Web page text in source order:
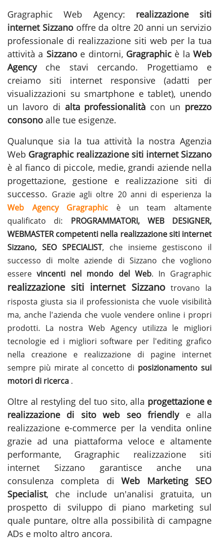
Gragraphic Web Agency: realizzazione siti
internet Sizzanooffre da oltre 20 anni un servizio
professionale di realizzazione siti web per la tua
attività a Sizzanoe dintorni, Gragraphic è la Web
Agencyche stavi cercando. Progettiamo e
creiamo siti internet responsive (adatti per
visualizzazioni su smartphone e tablet), unendo
un lavoro di alta professionalità con un prezzo
consono alle tue esigenze.
Qualunque sia la tua attività la nostra Agenzia
Web Gragraphic realizzazione siti internet Sizzano
è al fianco di piccole, medie, grandi aziende nella
progettazione, gestione e realizzazione siti di
successo. Grazie agli oltre 20 anni di esperienza la
Web Agency Gragraphic è un team altamente
qualificato di: PROGRAMMATORI, WEB DESIGNER,
WEBMASTER competenti nella realizzazione siti internet
Sizzano, SEO SPECIALIST, che insieme gestiscono il
successo di molte aziende di Sizzano che vogliono
esserevincenti nel mondo del Web. In Gragraphic
realizzazione siti internet Sizzano trovano la
risposta giusta sia il professionista che vuole visibilità
ma, anche l'azienda che vuole vendere online i propri
prodotti. La nostra Web Agency utilizza le migliori
tecnologie ed i migliori software per l'editing grafico
nella creazione e realizzazione di pagine internet
sempre più mirate al concetto di posizionamento sui
motori di ricerca .
Oltre al restyling del tuo sito, alla progettazione e
realizzazione di sito web seo friendly e alla
realizzazione e-commerce per la vendita online
grazie ad una piattaforma veloce e altamente
performante, Gragraphic realizzazione siti
internet Sizzano garantisce anche una
consulenza completa diWeb Marketing SEO
Specialist, che include un'analisi gratuita, un
prospetto di sviluppo di piano marketing sul
quale puntare, oltre alla possibilità di campagne
ADs e molto altro ancora.